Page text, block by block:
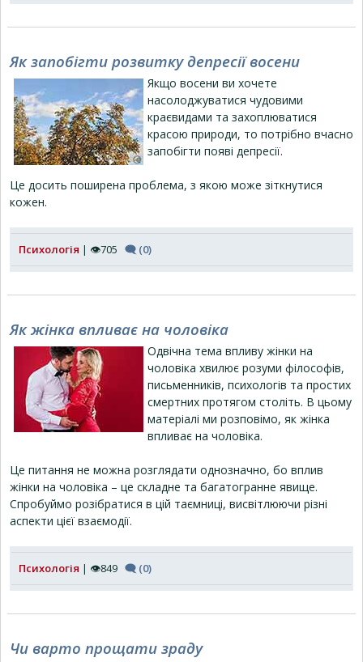
Як запобігти розвитку депресії восени
Якщо восени ви хочете
насолоджуватися чудовими
краєвидами та захоплюватися
красою природи, то потрібно вчасно
запобігти появі депресії.
Це досить поширена проблема, з якою може зіткнутися
кожен.
Психологія | 👁705 🗨 (0)
Як жінка впливає на чоловіка
Одвічна тема впливу жінки на
чоловіка хвилює розуми філософів,
письменників, психологів та простих
смертних протягом століть. В цьому
матеріалі ми розповімо, як жінка
впливає на чоловіка.
Це питання не можна розглядати однозначно, бо вплив
жінки на чоловіка – це складне та багатогранне явище.
Спробуймо розібратися в цій таємниці, висвітлюючи різні
аспекти цієї взаємодії.
Психологія | 👁849 🗨 (0)
Чи варто прощати зраду